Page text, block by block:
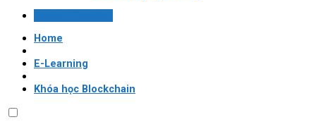
Home
E-Learning
Khóa học Blockchain